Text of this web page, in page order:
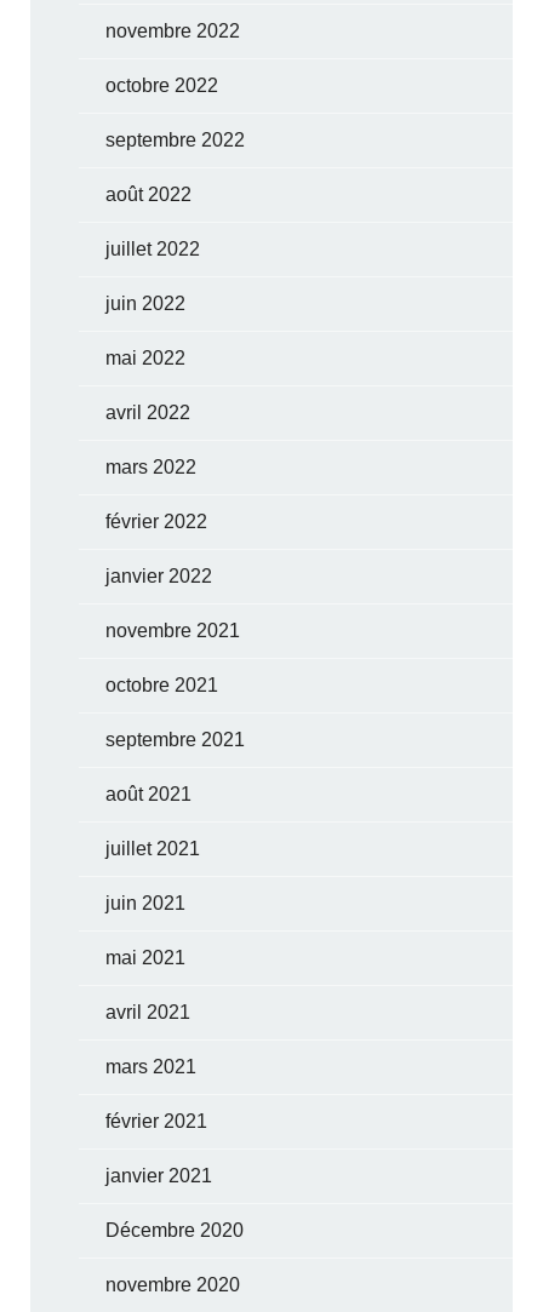
novembre 2022
octobre 2022
septembre 2022
août 2022
juillet 2022
juin 2022
mai 2022
avril 2022
mars 2022
février 2022
janvier 2022
novembre 2021
octobre 2021
septembre 2021
août 2021
juillet 2021
juin 2021
mai 2021
avril 2021
mars 2021
février 2021
janvier 2021
Décembre 2020
novembre 2020